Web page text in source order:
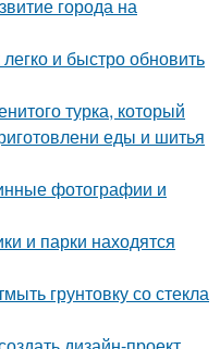
города на
и быстро обновить
турка, который
еды и шитья
фотографии и
и парки находятся
грунтовку со стекла